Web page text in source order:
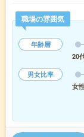
職場の雰囲気
年齢層
20
男女比率
女